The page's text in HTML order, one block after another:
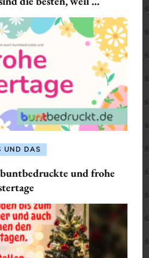
UND DAS
und frohe